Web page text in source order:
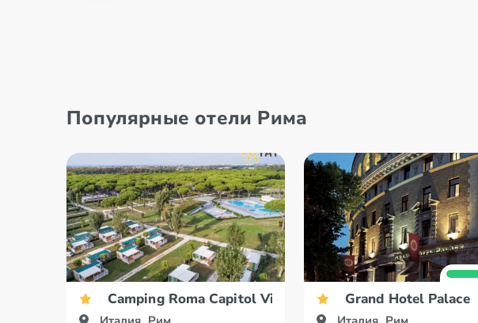
Популярные отели Рима
Camping Roma Capitol Village Grand Hotel Palace